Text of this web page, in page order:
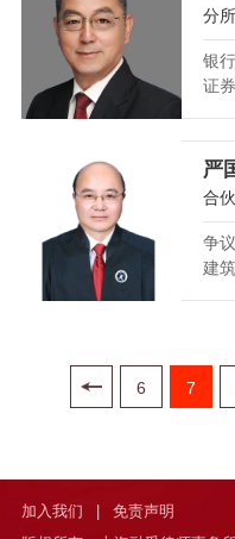
分
银
证券
严
合
争
建
6 7
加入我们
免责声明